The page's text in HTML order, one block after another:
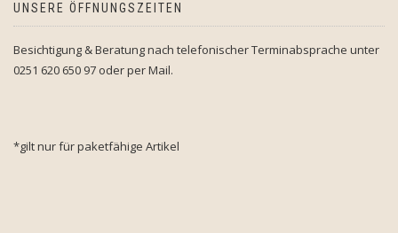
UNSERE ÖFFNUNGSZEITEN
Besichtigung & Beratung nach telefonischer Terminabsprache unter
0251 620 650 97 oder per Mail.
*gilt nur für paketfähige Artikel